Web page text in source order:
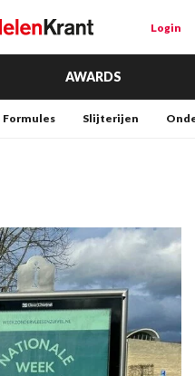
Login
AWARDS
Formules Slijterijen